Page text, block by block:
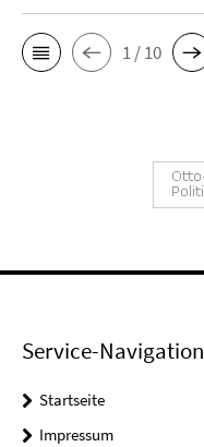
1 / 10
Service-Navigation
Startseite
Impressum